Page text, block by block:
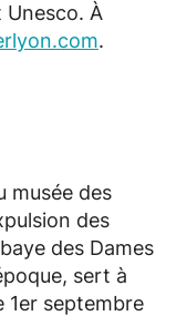
Unesco. À
.
musée des
des
des Dames
sert à
1er septembre